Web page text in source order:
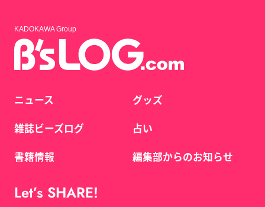
KADOKAWA Group
ニュース
雑誌ビーズログ
書籍情報
グッズ
占い
編集部からのお知らせ
Let’s SHARE!